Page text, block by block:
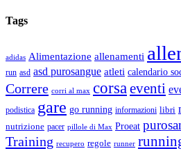
Tags
adidas Alimentazione allenamenti
run asd asd purosangue atleti calendario
Correre corri al max corsa eventi
podistica gare go running informazioni libri
nutrizione pacer pillole di Max Proeat
Training recupero regole runner